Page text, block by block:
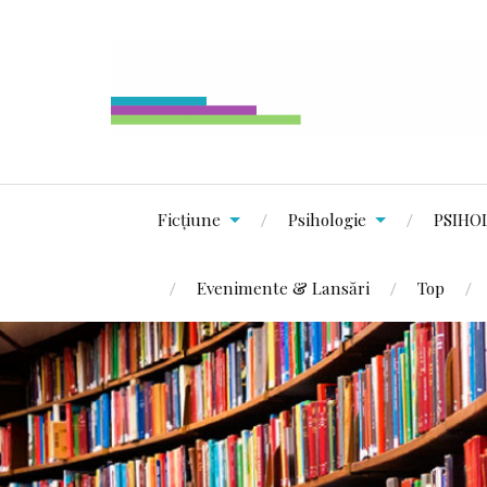
Ficțiune Psihologie
Evenimente & Lansări Top